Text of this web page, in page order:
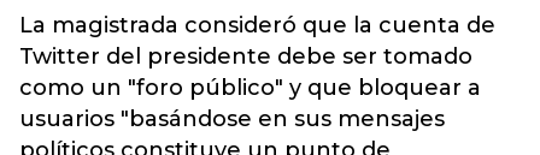
La magistrada consideró que la cuenta de
Twitter del presidente debe ser tomado
como un "foro público" y que bloquear a
usuarios "basándose en sus mensajes